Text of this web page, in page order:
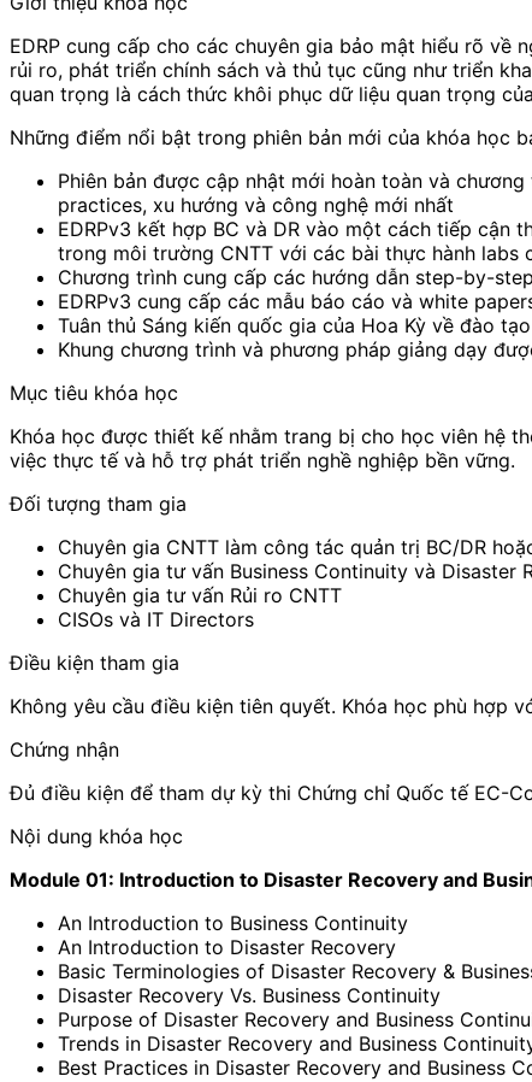
EDRP cung cấp cho các chuyên gia bảo mật hiểu rõ về
rủi ro, phát triển chính sách và thủ tục cũng như triển
quan trọng là cách thức khôi phục dữ liệu quan trọng
Những điểm nổi bật trong phiên bản mới của khóa học
Phiên bản được cập nhật mới hoàn toàn và
practices, xu hướng và công nghệ mới nhất
EDRPv3 kết hợp BC và DR vào một cách tiếp cận
trong môi trường CNTT với các bài thực hành labs
Chương trình cung cấp các hướng dẫn step-by-
EDRPv3 cung cấp các mẫu báo cáo và white
Tuân thủ Sáng kiến ​​quốc gia của Hoa Kỳ về đào
Khung chương trình và phương pháp giảng dạy
Mục tiêu khóa học
Khóa học được thiết kế nhằm trang bị cho học viên hệ
việc thực tế và hỗ trợ phát triển nghề nghiệp bền vững.
Đối tượng tham gia
Chuyên gia CNTT làm công tác quản trị BC/DR
Chuyên gia tư vấn Business Continuity và Disaster
Chuyên gia tư vấn Rủi ro CNTT
CISOs và IT Directors
Điều kiện tham gia
Không yêu cầu điều kiện tiên quyết. Khóa học phù hợp
Chứng nhận
Đủ điều kiện để tham dự kỳ thi Chứng chỉ Quốc tế EC-
Nội dung khóa học
Module 01: Introduction to Disaster Recovery and
An Introduction to Business Continuity
An Introduction to Disaster Recovery
Basic Terminologies of Disaster Recovery &
Disaster Recovery Vs. Business Continuity
Purpose of Disaster Recovery and Business
Trends in Disaster Recovery and Business
Best Practices in Disaster Recovery and Business